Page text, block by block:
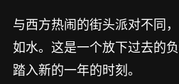
与西方热闹的街头派对不同
如水。这是一个放下过去的
踏入新的一年的时刻。